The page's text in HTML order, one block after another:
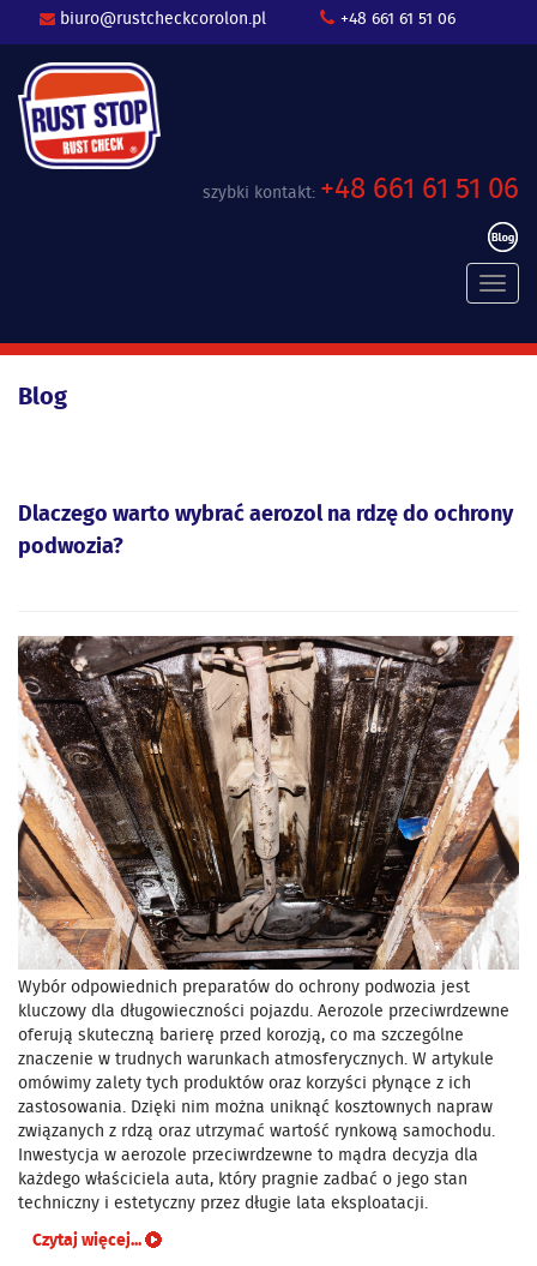
biuro@rustcheckcorolon.pl +48 661 61 51 06
szybki kontakt: +48 661 61 51 06
Blog
Dlaczego warto wybrać aerozol na rdzę do ochrony
podwozia?
Wybór odpowiednich preparatów do ochrony podwozia jest
kluczowy dla długowieczności pojazdu. Aerozole przeciwrdzewne
oferują skuteczną barierę przed korozją, co ma szczególne
znaczenie w trudnych warunkach atmosferycznych. W artykule
omówimy zalety tych produktów oraz korzyści płynące z ich
zastosowania. Dzięki nim można uniknąć kosztownych napraw
związanych z rdzą oraz utrzymać wartość rynkową samochodu.
Inwestycja w aerozole przeciwrdzewne to mądra decyzja dla
każdego właściciela auta, który pragnie zadbać o jego stan
techniczny i estetyczny przez długie lata eksploatacji.
Czytaj więcej...